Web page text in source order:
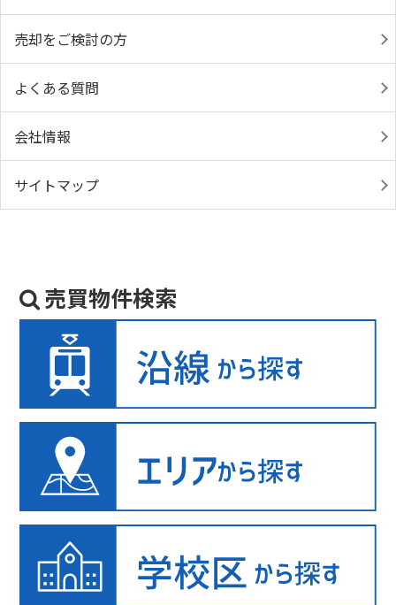
売却をご検討の方
よくある質問
会社情報
サイトマップ
売買物件検索